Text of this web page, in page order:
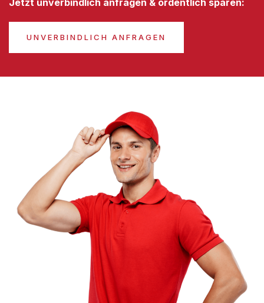
Jetzt unverbindlich anfragen & ordentlich sparen:
UNVERBINDLICH ANFRAGEN